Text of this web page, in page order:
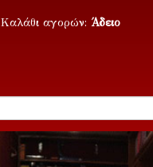
Καλάθι αγορών: Άδειο